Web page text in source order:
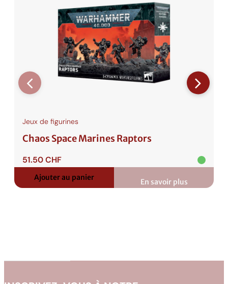
Jeux de figurines
Chaos Space Marines Raptors
51.50CHF
Ajouter au panier
En savoir plus
: